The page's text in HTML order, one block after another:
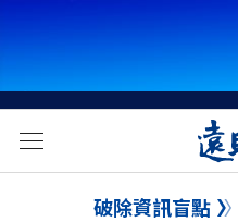
破除資訊盲點